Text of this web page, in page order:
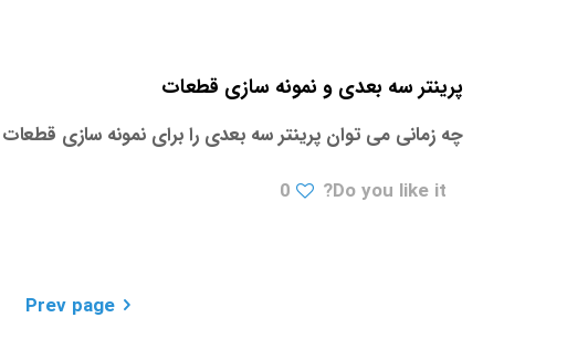
پرینتر سه بعدی و نمونه سازی قطعات
چه زمانی می توان پرینتر سه بعدی را برای نمونه سازی
Do you like it?
0
Prev page